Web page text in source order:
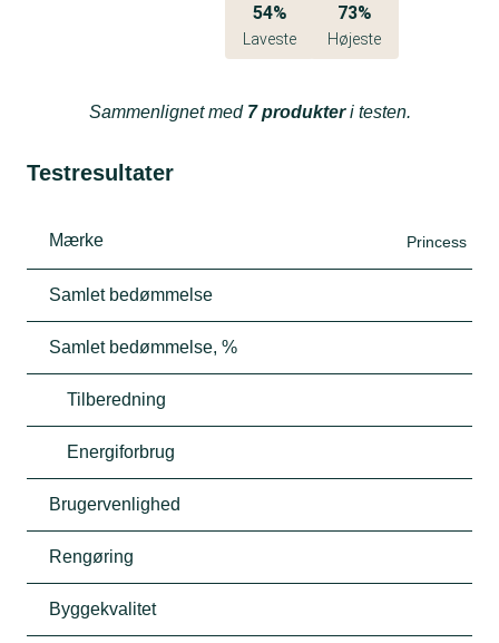
54%
Laveste
73%
Højeste
Sammenlignet med 7 produkteri testen.
Testresultater
Mærke Princess
Samlet bedømmelse
Samlet bedømmelse, %
Tilberedning
Energiforbrug
Brugervenlighed
Rengøring
Byggekvalitet